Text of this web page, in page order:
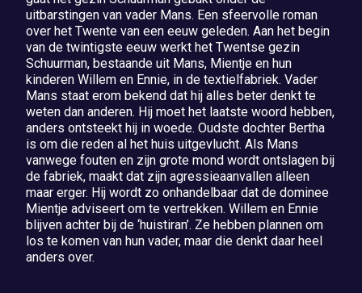
uitbarstingen van vader Mans. Een sfeervolle roman
over het Twente van een eeuw geleden. Aan het begin
van de twintigste eeuw werkt het Twentse gezin
Schuurman, bestaande uit Mans, Mientje en hun
kinderen Willem en Ennie, in de textielfabriek. Vader
Mans staat erom bekend dat hij alles beter denkt te
weten dan anderen. Hij moet het laatste woord hebben,
anders ontsteekt hij in woede. Oudste dochter Bertha
is om die reden al het huis uitgevlucht. Als Mans
vanwege fouten en zijn grote mond wordt ontslagen bij
de fabriek, maakt dat zijn agressieaanvallen alleen
maar erger. Hij wordt zo onhandelbaar dat de dominee
Mientje adviseert om te vertrekken. Willem en Ennie
blijven achter bij de ‘huistiran’. Ze hebben plannen om
los te komen van hun vader, maar die denkt daar heel
anders over.